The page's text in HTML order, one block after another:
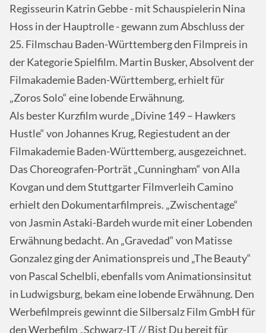
Regisseurin Katrin Gebbe - mit Schauspielerin Nina
Hoss in der Hauptrolle - gewann zum Abschluss der
25. Filmschau Baden-Württemberg den Filmpreis in
der Kategorie Spielfilm. Martin Busker, Absolvent der
Filmakademie Baden-Württemberg, erhielt für
„Zoros Solo“ eine lobende Erwähnung.
Als bester Kurzfilm wurde „Divine 149 – Hawkers
Hustle“ von Johannes Krug, Regiestudent an der
Filmakademie Baden-Württemberg, ausgezeichnet.
Das Choreografen-Porträt „Cunningham“ von Alla
Kovgan und dem Stuttgarter Filmverleih Camino
erhielt den Dokumentarfilmpreis. „Zwischentage“
von Jasmin Astaki-Bardeh wurde mit einer Lobenden
Erwähnung bedacht. An „Gravedad“ von Matisse
Gonzalez ging der Animationspreis und „The Beauty“
von Pascal Schelbli, ebenfalls vom Animationsinsitut
in Ludwigsburg, bekam eine lobende Erwähnung. Den
Werbefilmpreis gewinnt die Silbersalz Film GmbH für
den Werbefilm „Schwarz-IT // Bist Du bereit für